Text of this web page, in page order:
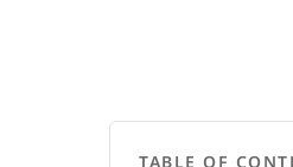
TABLE OF